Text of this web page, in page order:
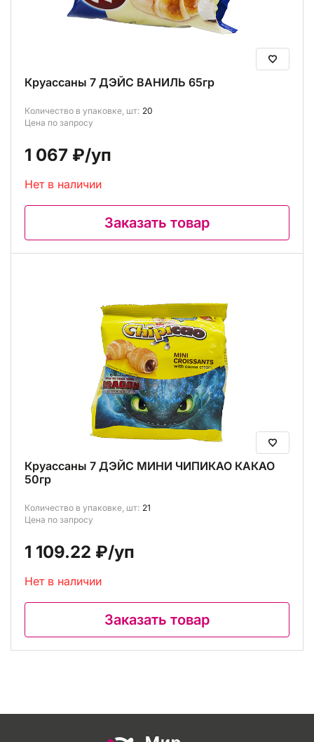
Круассаны 7 ДЭЙС ВАНИЛЬ 65гр
Количество в упаковке, шт: 20
Цена по запросу
1 067 ₽/уп
Нет в наличии
Заказать товар
Круассаны 7 ДЭЙС МИНИ ЧИПИКАО КАКАО
50гр
Количество в упаковке, шт: 21
Цена по запросу
1 109.22 ₽/уп
Нет в наличии
Заказать товар